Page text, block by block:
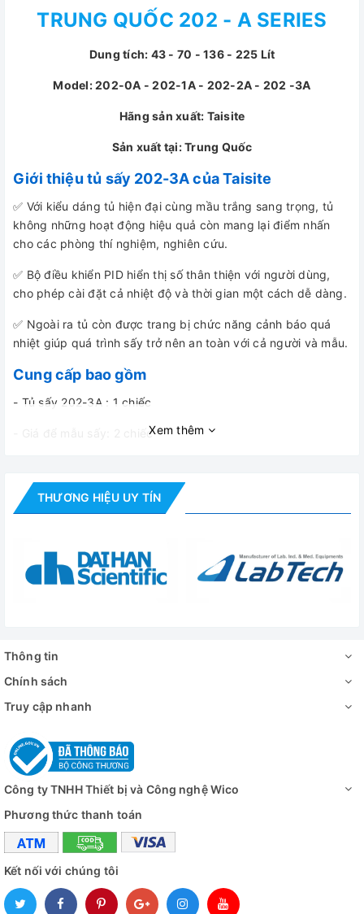
TRUNG QUỐC 202 - A SERIES
Dung tích: 43 - 70 - 136 - 225 Lít
Model: 202-0A - 202-1A - 202-2A - 202 -3A
Hãng sản xuất: Taisite
Sản xuất tại: Trung Quốc
Giới thiệu tủ sấy 202-3A của Taisite
✅ Với kiểu dáng tủ hiện đại cùng mầu trắng sang trọng, tủ
không những hoạt động hiệu quả còn mang lại điểm nhấn
cho các phòng thí nghiệm, nghiên cứu.
✅ Bộ điều khiển PID hiển thị số thân thiện với người dùng,
cho phép cài đặt cả nhiệt độ và thời gian một cách dễ dàng.
✅ Ngoài ra tủ còn được trang bị chức năng cảnh báo quá
nhiệt giúp quá trình sấy trở nên an toàn với cả người và mẫu.
Cung cấp bao gồm
- Tủ sấy 202-3A : 1 chiếc
- Giá để mẫu sấy: 2 chiếcXem thêm
THƯƠNG HIỆU UY TÍN
Thông tin
Chính sách
Truy cập nhanh
Công ty TNHH Thiết bị và Công nghệ Wico
Phương thức thanh toán
Kết nối với chúng tôi